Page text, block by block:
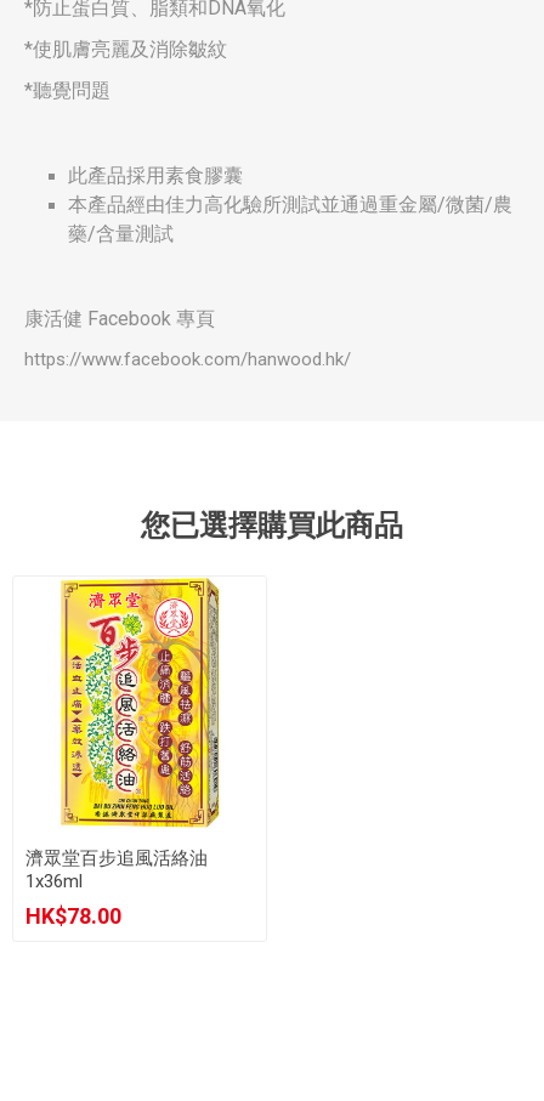
*防止蛋白質、脂類和DNA氧化
*使肌膚亮麗及消除皺紋
*聽覺問題
此產品採用素食膠囊
本產品經由佳力高化驗所測試並通過重金屬/微菌/農
藥/含量測試
康活健 Facebook 專頁
https://www.facebook.com/hanwood.hk/
您已選擇購買此商品
濟眾堂百步追風活絡油
1x36ml
HK$78.00